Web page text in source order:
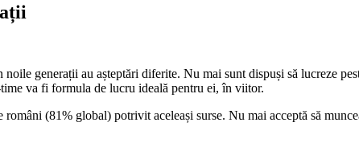
generații au așteptări diferite. Nu mai sunt dispuși să lucreze
va fi formula de lucru ideală pentru ei, în viitor.
(81% global) potrivit aceleași surse. Nu mai acceptă să